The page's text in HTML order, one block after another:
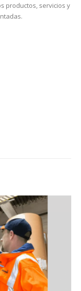
productos, servicios y